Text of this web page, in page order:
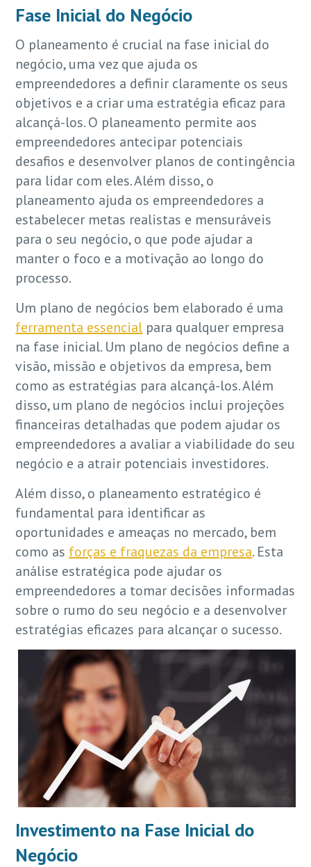
Fase Inicial do Negócio
O planeamento é crucial na fase inicial do
negócio, uma vez que ajuda os
empreendedores a definir claramente os seus
objetivos e a criar uma estratégia eficaz para
alcançá-los. O planeamento permite aos
empreendedores antecipar potenciais
desafios e desenvolver planos de contingência
para lidar com eles. Além disso, o
planeamento ajuda os empreendedores a
estabelecer metas realistas e mensuráveis
para o seu negócio, o que pode ajudar a
manter o foco e a motivação ao longo do
processo.
Um plano de negócios bem elaborado é uma
ferramenta essencial para qualquer empresa
na fase inicial. Um plano de negócios define a
visão, missão e objetivos da empresa, bem
como as estratégias para alcançá-los. Além
disso, um plano de negócios inclui projeções
financeiras detalhadas que podem ajudar os
empreendedores a avaliar a viabilidade do seu
negócio e a atrair potenciais investidores.
Além disso, o planeamento estratégico é
fundamental para identificar as
oportunidades e ameaças no mercado, bem
como as forças e fraquezas da empresa. Esta
análise estratégica pode ajudar os
empreendedores a tomar decisões informadas
sobre o rumo do seu negócio e a desenvolver
estratégias eficazes para alcançar o sucesso.
Investimento na Fase Inicial do
Negócio